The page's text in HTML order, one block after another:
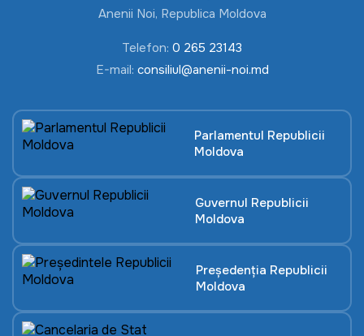
Anenii Noi, Republica Moldova
Telefon: 0 265 23143
E-mail: consiliul@anenii-noi.md
Parlamentul Republicii
Moldova
Guvernul Republicii
Moldova
Președenția Republicii
Moldova